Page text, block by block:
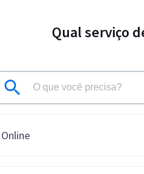
Qual serviço
Online